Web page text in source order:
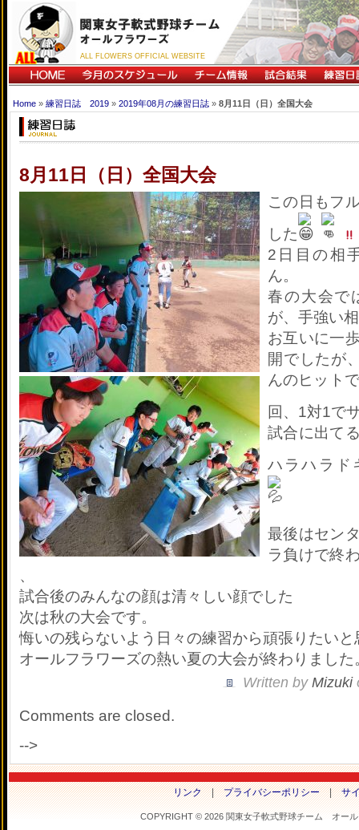
ALL FLOWERS OFFICIAL WEBSITE
Home » 練習日誌 2019 » 2019年08月の練習日誌 » 8月11日（日）全国大会
8月11日（日）全国大会
この日もフ
した
2日目の相
ん。
春の大会で
が、手強い
お互いに一
開でしたが
んのヒット
回、 1対1で
試合に出て
ハラハラド
最後はセン
ラ負けで終
、
試合後のみんなの顔は清々しい顔でした
次は秋の大会です。
悔いの残らないよう日々の練習から頑張りたいと
オールフラワーズの熱い夏の大会が終わりました
Written byMizuki
Comments are closed.
-->
リンク|プライバシーポリシー|サ
COPYRIGHT © 2026 関東女子軟式野球チーム オー